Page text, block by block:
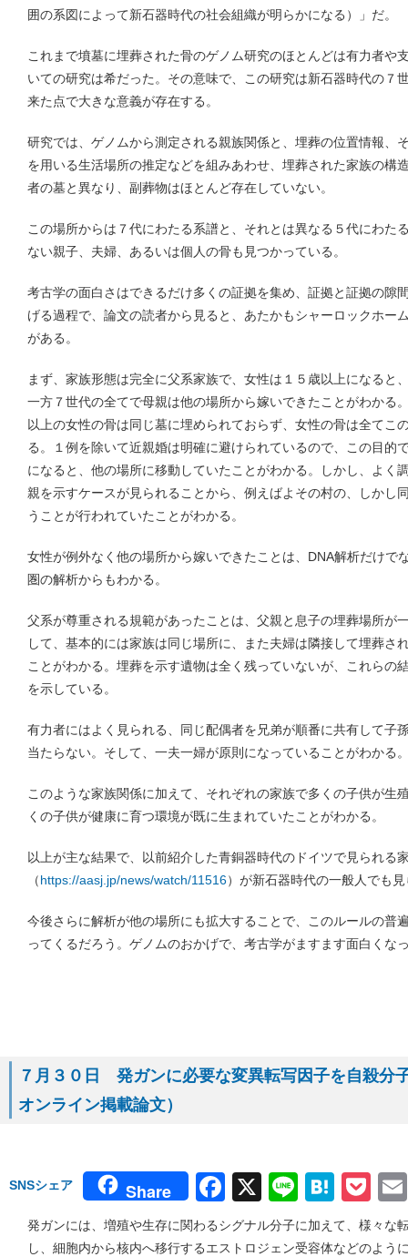
囲の系図によって新石器時代の社会組織が明らかになる）」だ。
これまで墳墓に埋葬された骨のゲノム研究のほとんどは有力者や
いての研究は希だった。その意味で、この研究は新石器時代の７
来た点で大きな意義が存在する。
研究では、ゲノムから測定される親族関係と、埋葬の位置情報、
を用いる生活場所の推定などを組みあわせ、埋葬された家族の構
者の墓と異なり、副葬物はほとんど存在していない。
この場所からは７代にわたる系譜と、それとは異なる５代にわた
ない親子、夫婦、あるいは個人の骨も見つかっている。
考古学の面白さはできるだけ多くの証拠を集め、証拠と証拠の隙
げる過程で、論文の読者から見ると、あたかもシャーロックホー
がある。
まず、家族形態は完全に父系家族で、女性は１５歳以上になると
一方７世代の全てで母親は他の場所から嫁いできたことがわかる
以上の女性の骨は同じ墓に埋められておらず、女性の骨は全てこ
る。１例を除いて近親婚は明確に避けられているので、この目的
になると、他の場所に移動していたことがわかる。しかし、よく
親を示すケースが見られることから、例えばよその村の、しかし
うことが行われていたことがわかる。
女性が例外なく他の場所から嫁いできたことは、DNA解析だけで
圏の解析からもわかる。
父系が尊重される規範があったことは、父親と息子の埋葬場所が
して、基本的には家族は同じ場所に、また夫婦は隣接して埋葬さ
ことがわかる。埋葬を示す遺物は全く残っていないが、これらの
を示している。
有力者にはよく見られる、同じ配偶者を兄弟が順番に共有して子
当たらない。そして、一夫一婦が原則になっていることがわかる
このような家族関係に加えて、それぞれの家族で多くの子供が生
くの子供が健康に育つ環境が既に生まれていたことがわかる。
以上が主な結果で、以前紹介した青銅器時代のドイツで見られる
（https://aasj.jp/news/watch/11516）が新石器時代の一般人でも
今後さらに解析が他の場所にも拡大することで、このルールの普
ってくるだろう。ゲノムのおかげで、考古学がますます面白くな
７月３０日 発ガンに必要な変異転写因子を自殺分
オンライン掲載論文）
SNSシェア Share Facebook
X Line
発ガンには、増殖や生存に関わるシグナル分子に加えて、様々な
し、細胞内から核内へ移行するエストロジェン受容体などのよう